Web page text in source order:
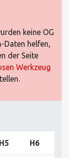
keine OG
Daten helfen,
der Seite
Werkzeug
H5 H6